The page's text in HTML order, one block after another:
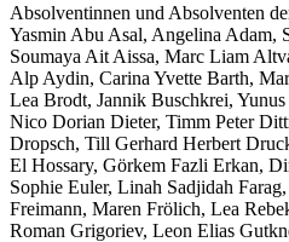
Absolventinnen und Absolventen
Yasmin Abu Asal, Angelina Adam,
Soumaya Ait Aissa, Marc Liam
Alp Aydin, Carina Yvette Barth,
Lea Brodt, Jannik Buschkrei,
Nico Dorian Dieter, Timm Peter
Dropsch, Till Gerhard Herbert
El Hossary, Görkem Fazli Erkan,
Sophie Euler, Linah Sadjidah
Freimann, Maren Frölich, Lea
Roman Grigoriev, Leon Elias